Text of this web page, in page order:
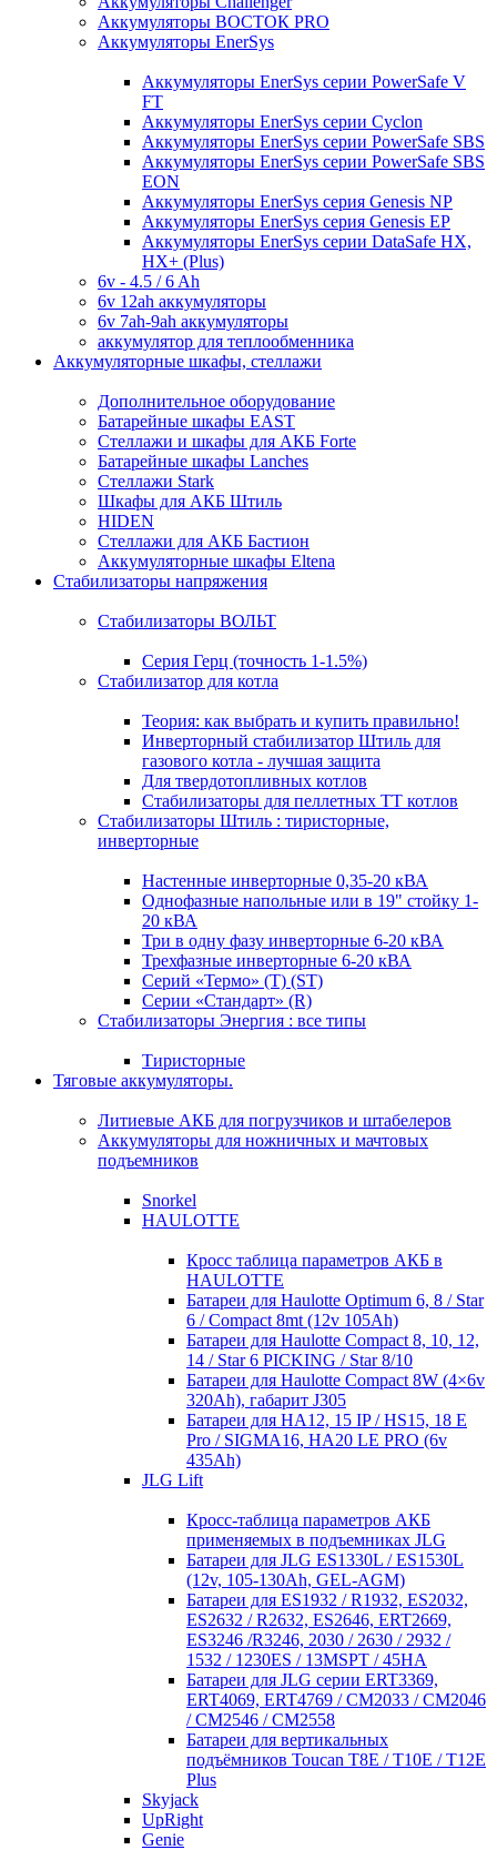
Аккумуляторы ВОСТОК PRO
Аккумуляторы EnerSys
Аккумуляторы EnerSys серии PowerSafe V
FT
Аккумуляторы EnerSys серии Cyclon
Аккумуляторы EnerSys серии PowerSafe SBS
Аккумуляторы EnerSys серии PowerSafe SBS
EON
Аккумуляторы EnerSys серия Genesis NP
Аккумуляторы EnerSys серия Genesis EP
Аккумуляторы EnerSys серии DataSafe HX,
HX+ (Plus)
6v - 4.5 / 6 Ah
6v 12ah аккумуляторы
6v 7ah-9ah аккумуляторы
аккумулятор для теплообменника
Аккумуляторные шкафы, стеллажи
Дополнительное оборудование
Батарейные шкафы EAST
Стеллажи и шкафы для АКБ Forte
Батарейные шкафы Lanches
Стеллажи Stark
Шкафы для АКБ Штиль
HIDEN
Стеллажи для АКБ Бастион
Аккумуляторные шкафы Eltena
Стабилизаторы напряжения
Стабилизаторы ВОЛЬТ
Серия Герц (точность 1-1.5%)
Стабилизатор для котла
Теория: как выбрать и купить правильно!
Инверторный стабилизатор Штиль для
газового котла - лучшая защита
Для твердотопливных котлов
Стабилизаторы для пеллетных ТТ котлов
Стабилизаторы Штиль : тиристорные,
инверторные
Настенные инверторные 0,35-20 кВА
Однофазные напольные или в 19" стойку 1-
20 кВА
Три в одну фазу инверторные 6-20 кВА
Трехфазные инверторные 6-20 кВА
Серий «Термо» (T) (ST)
Серии «Стандарт» (R)
Стабилизаторы Энергия : все типы
Тиристорные
Тяговые аккумуляторы.
Литиевые АКБ для погрузчиков и штабелеров
Аккумуляторы для ножничных и мачтовых
подъемников
Snorkel
HAULOTTE
Кросc таблица параметров АКБ в
HAULOTTE
Батареи для Haulotte Optimum 6, 8 / Star
6 / Compact 8mt (12v 105Ah)
Батареи для Haulotte Compact 8, 10, 12,
14 / Star 6 PICKING / Star 8/10
Батареи для Haulotte Compact 8W (4×6v
320Ah), габарит J305
Батареи для HA12, 15 IP / HS15, 18 E
Pro / SIGMA16, HA20 LE PRO (6v
435Ah)
JLG Lift
Кросc-таблица параметров АКБ
применяемых в подъемниках JLG
Батареи для JLG ES1330L / ES1530L
(12v, 105-130Ah, GEL-AGM)
Батареи для ES1932 / R1932, ES2032,
ES2632 / R2632, ES2646, ERT2669,
ES3246 /R3246, 2030 / 2630 / 2932 /
1532 / 1230ES / 13MSPT / 45HA
Батареи для JLG серии ERT3369,
ERT4069, ERT4769 / CM2033 / CM2046
/ CM2546 / CM2558
Батареи для вертикальных
подъёмников Toucan T8E / T10E / T12E
Plus
Skyjack
UpRight
Genie